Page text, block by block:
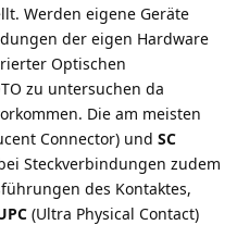
Werden eigene Geräte
der eigen Hardware
Optischen
zu untersuchen da
Die am meisten
Connector) und SC
Steckverbindungen zudem
des Kontaktes,
(Ultra Physical Contact)